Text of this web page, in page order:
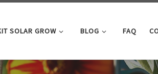
SOLAR GROW BLOG FAQ